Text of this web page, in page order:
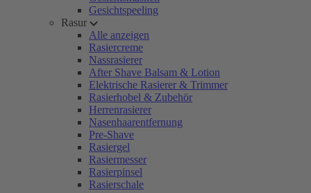
Gesichtspeeling
Rasur
Alle anzeigen
Rasiercreme
Nassrasierer
After Shave Balsam & Lotion
Elektrische Rasierer & Trimmer
Rasierhobel & Zubehör
Herrenrasierer
Nasenhaarentfernung
Pre-Shave
Rasiergel
Rasiermesser
Rasierpinsel
Rasierschale